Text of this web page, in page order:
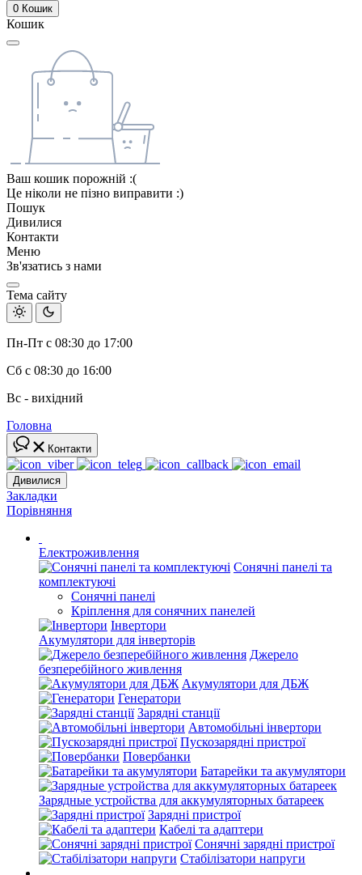
0 Кошик
Кошик
Ваш кошик порожній :(
Це ніколи не пізно виправити :)
Пошук
Дивилися
Контакти
Меню
Зв'язатись з нами
Тема сайту
Пн-Пт с 08:30 до 17:00
Сб с 08:30 до 16:00
Вс - вихідний
Головна
Контакти
Дивилися
Закладки
Порівняння
Електроживлення
Сонячні панелі та
комплектуючі
Сонячні панелі
Кріплення для сонячних панелей
Інвертори
Акумулятори для інверторів
Джерело
безперебійного живлення
Акумулятори для ДБЖ
Генератори
Зарядні станції
Автомобільні інвертори
Пускозарядні пристрої
Повербанки
Батарейки та акумулятори
Зарядные устройства для аккумуляторных батареек
Зарядні пристрої
Кабелі та адаптери
Сонячні зарядні пристрої
Стабілізатори напруги